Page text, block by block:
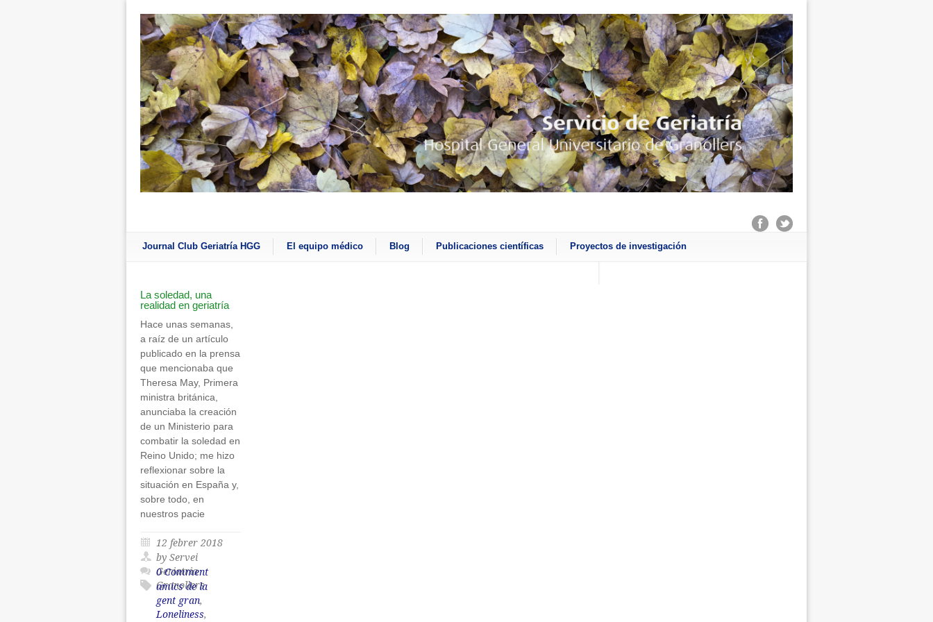
Journal Club Geriatría HGG El equipo médico Blog Publicaciones científicas Proyectos de investigación
La soledad, una
realidad en geriatría
Hace unas semanas,
a raíz de un artículo
publicado en la prensa
que mencionaba que
Theresa May, Primera
ministra británica,
anunciaba la creación
de un Ministerio para
combatir la soledad en
Reino Unido; me hizo
reflexionar sobre la
situación en España y,
sobre todo, en
nuestros pacie
12 febrer 2018
by Servei
Geriatria
Granollers
0 Comment
amics de la
gent gran,
Loneliness,